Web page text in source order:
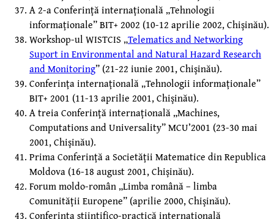
A 2-a Conferinţă internaţională „Tehnologii
informaţionale” BIT+ 2002 (10-12 aprilie 2002, Chişinău).
Workshop-ul WISTCIS „Telematics and Networking
Suport in Environmental and Natural Hazard Research
and Monitoring” (21-22 iunie 2001, Chişinău).
Conferinţa internaţională „Tehnologii informaţionale”
BIT+ 2001 (11-13 aprilie 2001, Chişinău).
A treia Conferinţă internaţională „Machines,
Computations and Universality” MCU’2001 (23-30 mai
2001, Chişinău).
Prima Conferinţă a Societăţii Matematice din Republica
Moldova (16-18 august 2001, Chişinău).
Forum moldo-român „Limba română – limba
Comunităţii Europene” (aprilie 2000, Chişinău).
Conferinţa ştiinţifico-practică internaţională